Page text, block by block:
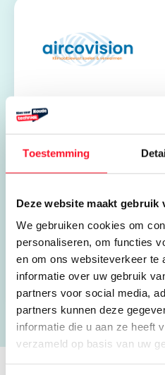
Toestemming
Deze website maakt gebruik
We gebruiken cookies om
personaliseren, om functies
en om ons websiteverkeer te
informatie over uw gebruik
partners voor social media,
partners kunnen deze
informatie die u aan ze heeft
verzameld op basis van uw
Stages en leerbanen
Airco-Vision BV
085 876 9340
info@vb-
Open website